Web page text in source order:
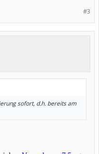
#3
sofort, d.h. bereits am